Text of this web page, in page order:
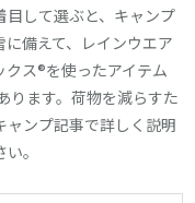
して選ぶと、キャンプ
備えて、レインウエア
ス®を使ったアイテム
ります。荷物を減らすた
ンプ記事で詳しく説明
。